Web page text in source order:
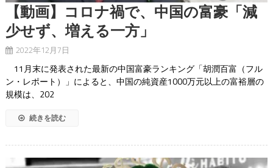
【動画】コロナ禍で、中国の富豪「減
少せず、増える一方」
2022年12月7日
11月末に発表された最新の中国富豪ランキング「胡潤百富（フル
ン・レポート）」によると、中国の純資産1000万元以上の富裕層の
規模は、202
続きを読む